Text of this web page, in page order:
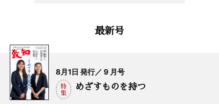
最新号
8月1日 発行／ 9 月号
めざすものを持つ